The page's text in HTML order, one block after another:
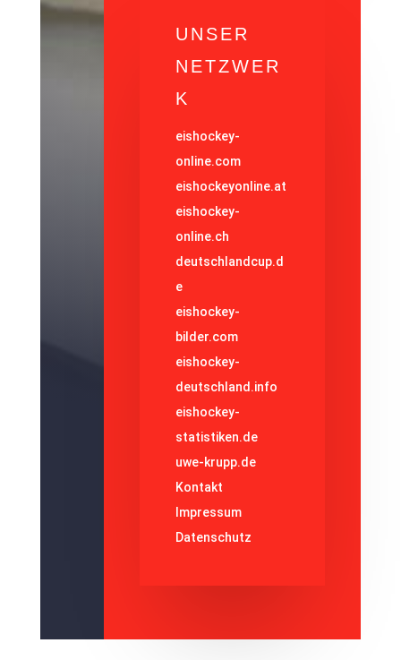
UNSER
NETZWER
K
eishockey-
online.com
eishockeyonline.at
eishockey-
online.ch
deutschlandcup.d
e
eishockey-
bilder.com
eishockey-
deutschland.info
eishockey-
statistiken.de
uwe-krupp.de
Kontakt
Impressum
Datenschutz